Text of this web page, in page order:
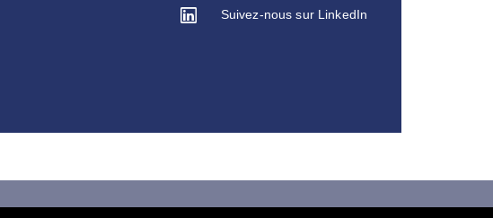
Suivez-nous sur LinkedIn